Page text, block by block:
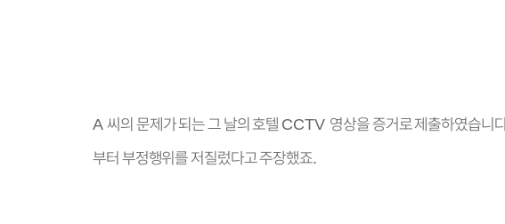
A 씨의 문제가 되는 그 날의 호텔 CCTV 영상을 증거로 제출하였습니
부터 부정행위를 저질렀다고 주장했죠.